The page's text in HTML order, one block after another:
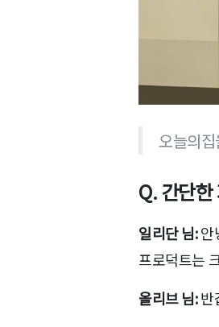
오늘의
Q. 간단
일리단 님:안
프로덕트는
올리브 님:반